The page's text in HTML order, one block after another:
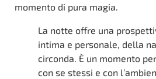
momento di pura magia.
La notte offre una
intima e personale, della
circonda. È un momento
con se stessi e con